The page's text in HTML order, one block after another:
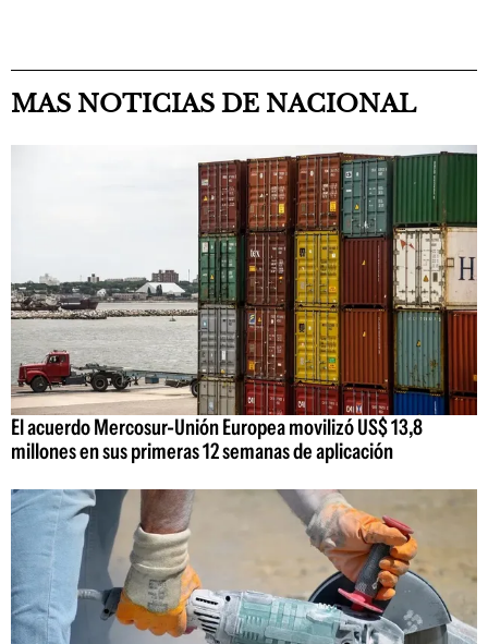
MAS NOTICIAS DE NACIONAL
El acuerdo Mercosur-Unión Europea movilizó US$ 13,8
millones en sus primeras 12 semanas de aplicación